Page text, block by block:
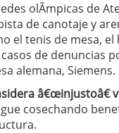
olÃ­mpicas de
de canotaje y
el tenis de mesa, el
de denuncias
alemana, Siemens.
â€œinjustoâ€
cosechando